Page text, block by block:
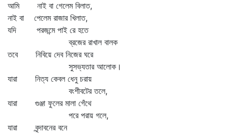
আমি নাই বা গেলেম বিলাত,
নাই বা পেলেম রাজার খিলাত,
যদি পরজন্মে পাই রে হতে
ব্রজের রাখাল বালক
তবে নিবিয়ে দেব নিজের ঘরে
সুসভ্যতার আলোক।
যারা নিত্য কেবল ধেনু চরায়
বংশীবটের তলে,
যারা গুঞ্জা ফুলের মালা গেঁথে
পরে পরায় গলে,
যারা বৃন্দাবনের বনে